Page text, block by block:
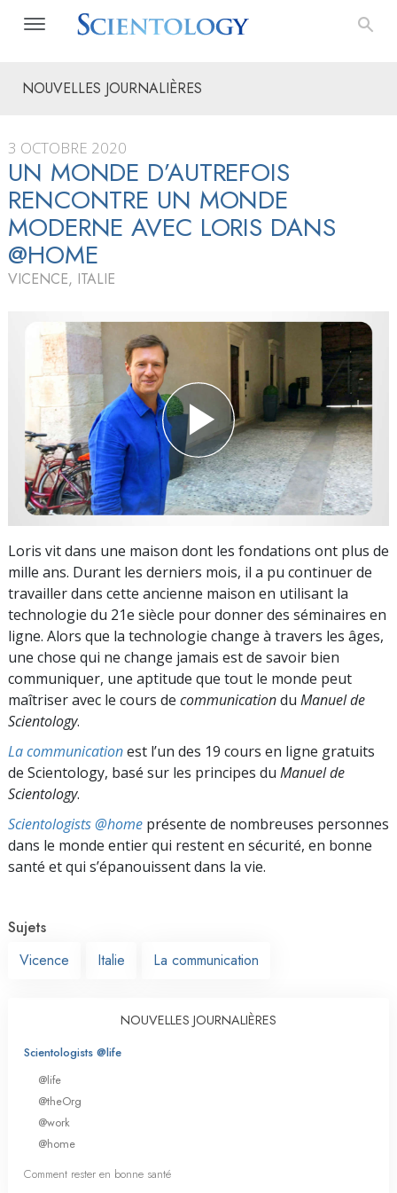
NOUVELLES JOURNALIÈRES
3 OCTOBRE 2020
UN MONDE D’AUTREFOIS
RENCONTRE UN MONDE
MODERNE AVEC LORIS DANS
@HOME
VICENCE, ITALIE
Loris vit dans une maison dont les fondations ont plus de
mille ans. Durant les derniers mois, il a pu continuer de
travailler dans cette ancienne maison en utilisant la
technologie du 21e siècle pour donner des séminaires en
ligne. Alors que la technologie change à travers les âges,
une chose qui ne change jamais est de savoir bien
communiquer, une aptitude que tout le monde peut
maîtriser avec le cours de communicationdu Manuel de
Scientology.
La communicationest l’un des 19 cours en ligne gratuits
de Scientology, basé sur les principes du Manuel de
Scientology.
Scientologists @home présente de nombreuses personnes
dans le monde entier qui restent en sécurité, en bonne
santé et qui s’épanouissent dans la vie.
Sujets
Vicence
Italie La communication
NOUVELLES JOURNALIÈRES
Scientologists @life
@life
@theOrg
@work
@home
Comment rester en bonne santé